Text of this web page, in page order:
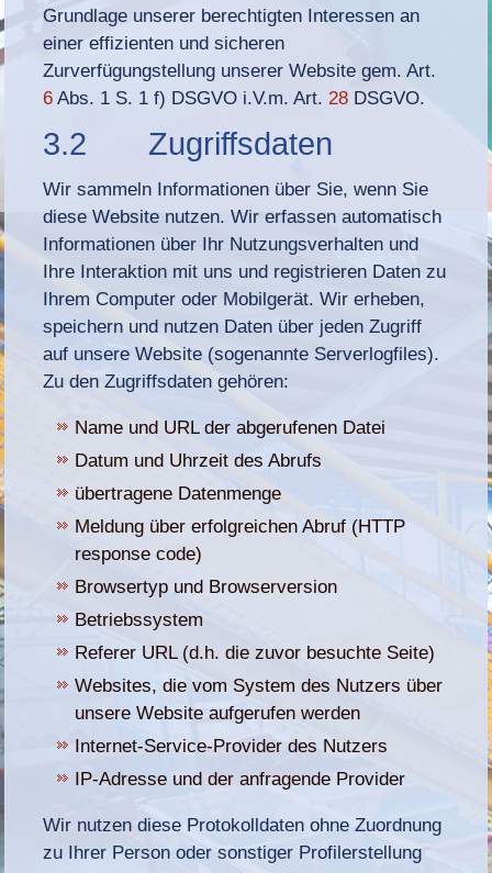
Grundlage unserer berechtigten Interessen an
einer effizienten und sicheren
Zurverfügungstellung unserer Website gem. Art.
6 Abs. 1 S. 1 f) DSGVO i.V.m. Art.28 DSGVO.
3.2 Zugriffsdaten
Wir sammeln Informationen über Sie, wenn Sie
diese Website nutzen. Wir erfassen automatisch
Informationen über Ihr Nutzungsverhalten und
Ihre Interaktion mit uns und registrieren Daten zu
Ihrem Computer oder Mobilgerät. Wir erheben,
speichern und nutzen Daten über jeden Zugriff
auf unsere Website (sogenannte Serverlogfiles).
Zu den Zugriffsdaten gehören:
Name und URL der abgerufenen Datei
Datum und Uhrzeit des Abrufs
übertragene Datenmenge
Meldung über erfolgreichen Abruf (HTTP
response code)
Browsertyp und Browserversion
Betriebssystem
Referer URL (d.h. die zuvor besuchte Seite)
Websites, die vom System des Nutzers über
unsere Website aufgerufen werden
Internet-Service-Provider des Nutzers
IP-Adresse und der anfragende Provider
Wir nutzen diese Protokolldaten ohne Zuordnung
zu Ihrer Person oder sonstiger Profilerstellung